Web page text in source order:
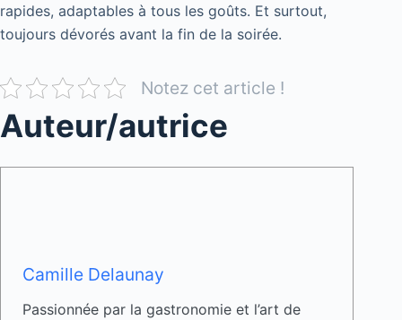
rapides, adaptables à tous les goûts. Et surtout,
toujours dévorés avant la fin de la soirée.
Notez cet article !
Auteur/autrice
Camille Delaunay
Passionnée par la gastronomie et l’art de